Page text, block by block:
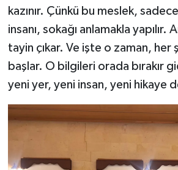
kazınır. Çünkü bu meslek,
insanı, sokağı anlamakla yapılır.
tayin çıkar. Ve işte o zaman, her
başlar. O bilgileri orada bırakır
yeni yer, yeni insan, yeni hikaye